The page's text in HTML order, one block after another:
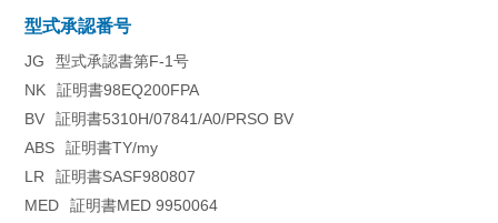
型式承認番号
JG
型式承認書第F-1号
NK
証明書98EQ200FPA
BV
証明書5310H/07841/A0/PRSO BV
ABS
証明書TY/my
LR
証明書SASF980807
MED
証明書MED 9950064